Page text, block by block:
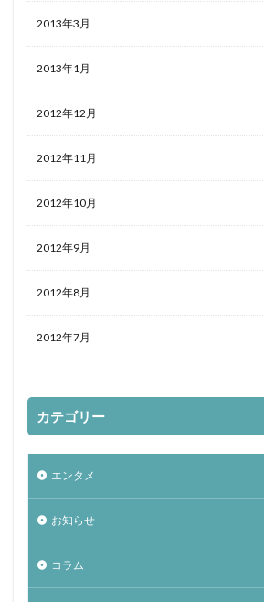
2013年3月
2013年1月
2012年12月
2012年11月
2012年10月
2012年9月
2012年8月
2012年7月
カテゴリー
エンタメ
お知らせ
コラム